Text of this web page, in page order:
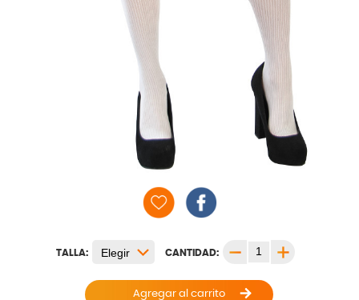
TALLA: CANTIDAD:
Agregar al carrito